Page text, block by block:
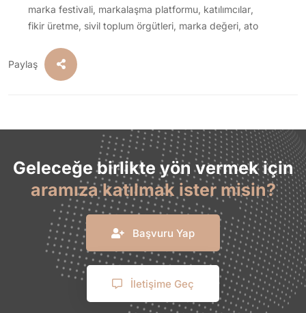
marka festivali, markalaşma platformu, katılımcılar,
fikir üretme, sivil toplum örgütleri, marka değeri, ato
Paylaş
Geleceğe birlikte yön vermek için
aramıza katılmak ister misin?
Başvuru Yap
İletişime Geç